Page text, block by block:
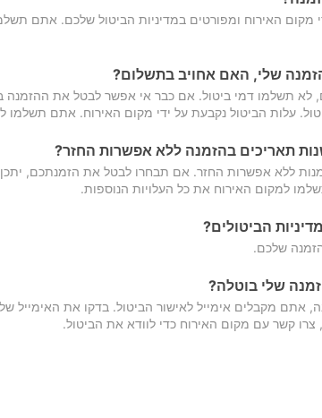
מקום האירוח ומפורטים במדיניות הביטול שלכם. אתם
שלי, האם אחויב בתשלום?
לא תשלמו דמי ביטול. אם כבר אי אפשר לבטל את ההזמנה
עלות הביטול נקבעת על ידי מקום האירוח. אתם תשלמו
תאריכים בהזמנה ללא אפשרות החזר?
ללא אפשרות החזר. אם תבחרו לבטל את הזמנתכם,
למקום האירוח את כל העלויות הנוספות.
הביטולים?
שלכם.
שלי בוטלה?
אתם מקבלים אימייל לאישור הביטול. בדקו את האימייל